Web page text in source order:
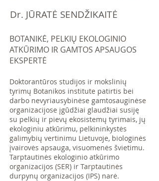
Dr. JŪRATĖ SENDŽIKAITĖ
BOTANIKĖ, PELKIŲ EKOLOGINIO
ATKŪRIMO IR GAMTOS APSAUGOS
EKSPERTĖ
Doktorantūros studijos ir mokslinių
tyrimų Botanikos institute patirtis bei
darbo nevyriausybinėse gamtosauginėse
organizacijose įgūdžiai glaudžiai susiję
su pelkių ir pievų ekosistemų tyrimais, jų
ekologiniu atkūrimu, pelkininkystės
galimybių vertinimu Lietuvoje, biologinės
įvairovės apsauga, visuomenės švietimu.
Tarptautinės ekologinio atkūrimo
organizacijos (SER) ir Tarptautinės
durpynų organizacijos (IPS) narė.